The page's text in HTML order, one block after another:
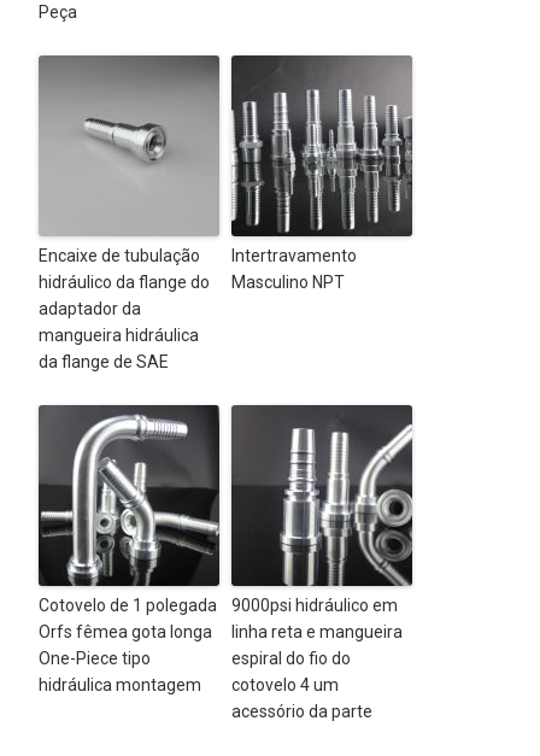
Peça
Encaixe de tubulação
hidráulico da flange do
adaptador da
mangueira hidráulica
da flange de SAE
Intertravamento
Masculino NPT
Cotovelo de 1 polegada
Orfs fêmea gota longa
One-Piece tipo
hidráulica montagem
9000psi hidráulico em
linha reta e mangueira
espiral do fio do
cotovelo 4 um
acessório da parte